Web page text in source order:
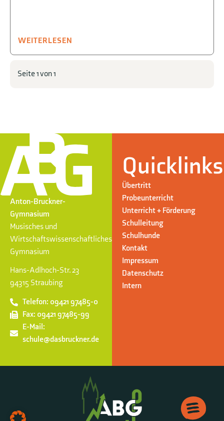
WEITERLESEN
Seite 1 von 1
Anton-Bruckner-
Gymnasium
Musisches und
Wirtschaftswissenschaftliches
Gymnasium
Hans-Adlhoch-Str. 23
94315 Straubing
Telefon: 09421 97485-0
Fax: 09421 97485-99
E-Mail:
schule@dasbruckner.de
Quicklinks
Übertritt
Probeunterricht
Unterricht + Förderung
Schulleitung
Schulhunde
Kontakt
Impressum
Datenschutz
Intern